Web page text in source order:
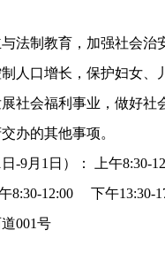
与法制教育，加强社会
制人口增长，保护妇女
展社会福利事业，做好
办的其他事项。
-9月1日）： 上午8:30-
8:30-12:00 下午13:30-
001号